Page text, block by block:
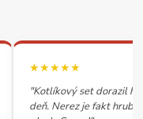
★★★★★
"Kotlíkový set dorazil
deň. Nerez je fakt